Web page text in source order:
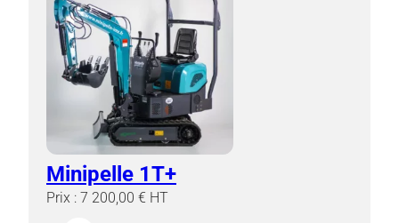
Minipelle 1T+
Prix : 7 200,00 € HT